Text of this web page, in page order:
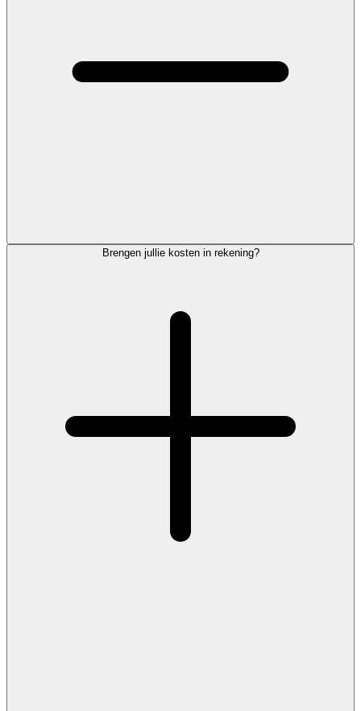
Brengen jullie kosten in rekening?